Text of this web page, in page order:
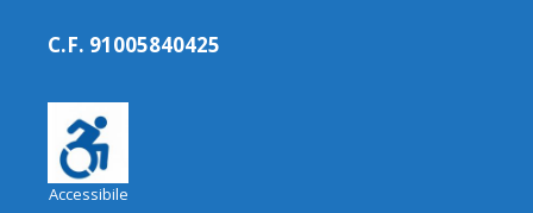
C.F. 91005840425
Accessibile